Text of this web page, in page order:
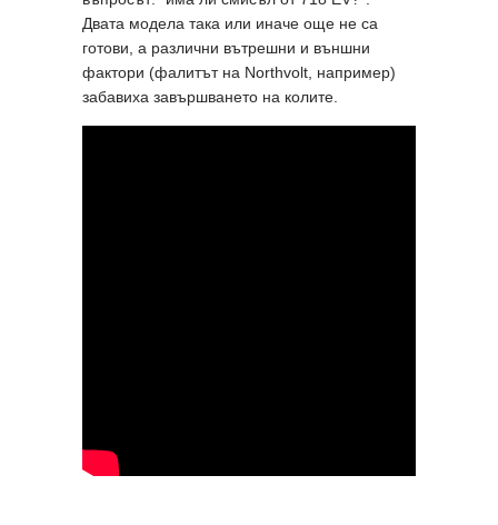
Двата модела така или иначе още не са
готови, а различни вътрешни и външни
фактори (фалитът на Northvolt, например)
забавиха завършването на колите.